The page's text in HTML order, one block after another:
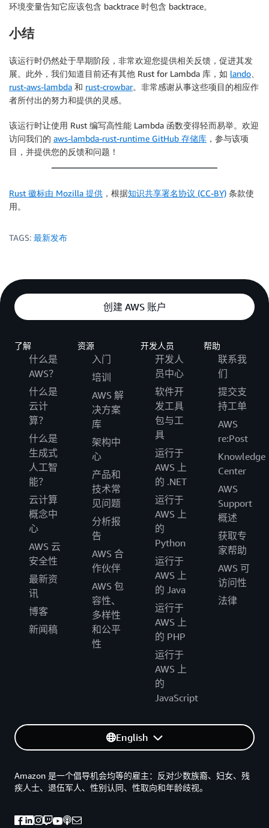
环境变量告知它应该包含 backtrace 时包含 backtrace。
小结
该运行时仍然处于早期阶段，非常欢迎您提供相关反馈，促进其发
展。此外，我们知道目前还有其他 Rust for Lambda 库，如 lando
rust-aws-lambda 和 rust-crowbar。非常感谢从事这些项目的相应作
者所付出的努力和提供的灵感。
该运行时让使用 Rust 编写高性能 Lambda 函数变得轻而易举。欢迎
访问我们的 aws-lambda-rust-runtime GitHub 存储库 ，参与该项
目，并提供您的反馈和问题！
Rust 徽标由 Mozilla 提供 ，根据知识共享署名协议 (CC-BY) 条款使
用。
TAGS: 最新发布
创建 AWS 账户
了解
什么是
AWS？
什么是
云计
算？
什么是
生成式
人工智
能？
云计算
概念中
心
AWS 云
安全性
最新资
讯
博客
新闻稿
资源
入门
培训
AWS 解
决方案
库
架构中
心
产品和
技术常
见问题
分析报
告
AWS 合
作伙伴
AWS 包
容性、
多样性
和公平
性
开发人员
开发人
员中心
软件开
发工具
包与工
具
运行于
AWS 上
的 .NET
运行于
AWS 上
的
Python
运行于
AWS 上
的 Java
运行于
AWS 上
的 PHP
运行于
AWS 上
的
JavaScript
帮助
联系我
们
提交支
持工单
AWS
re:Post
Knowledge
Center
AWS
Support
概述
获取专
家帮助
AWS 可
访问性
法律
English
Amazon 是一个倡导机会均等的雇主：反对少数族裔、妇女、残
疾人士、退伍军人、性别认同、性取向和年龄歧视。